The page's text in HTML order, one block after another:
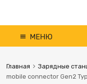
МЕНЮ
Главная Зарядные
mobile connector Gen2